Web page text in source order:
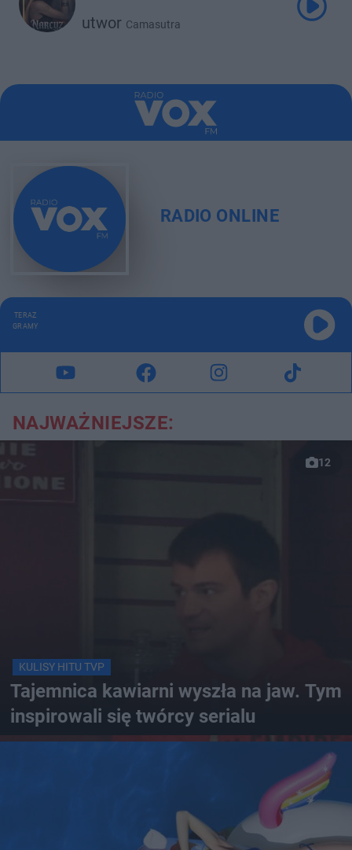
utwor Camasutra
RADIO ONLINE
TERAZ
GRAMY
NAJWAŻNIEJSZE:
12
KULISY HITU TVP
Tajemnica kawiarni wyszła na jaw. Tym
inspirowali się twórcy serialu